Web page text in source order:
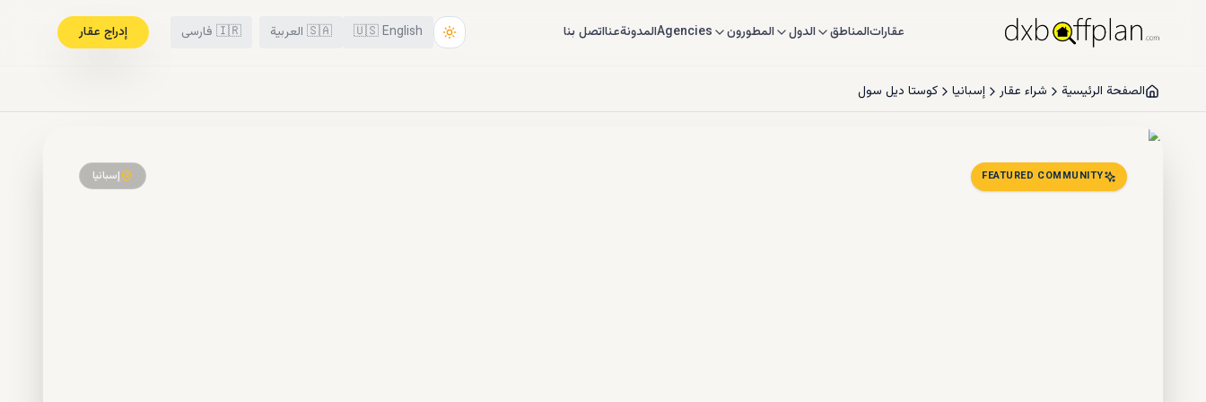
عقاراتالمناطق الدول المطورون Agenciesالمدونةعنااتصل بنا 🇺🇸English
🇸🇦 العربية 🇮🇷 فارسی إدراج عقار
الصفحة الرئيسية شراء عقار إسبانيا كوستا ديل سول
FEATURED COMMUNITY إسبانيا